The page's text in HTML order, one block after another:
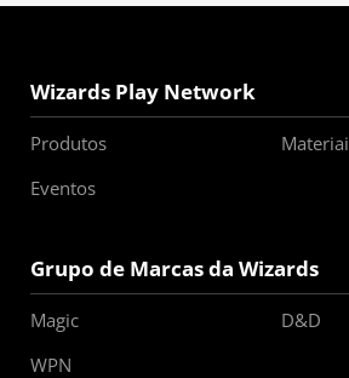
Wizards Play Network
Produtos
Eventos
Grupo de Marcas da Wizards
Magic
D&D
WPN